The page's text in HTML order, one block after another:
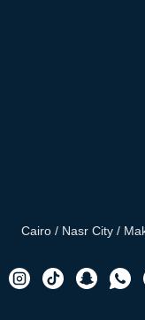
Cairo / Nasr City /